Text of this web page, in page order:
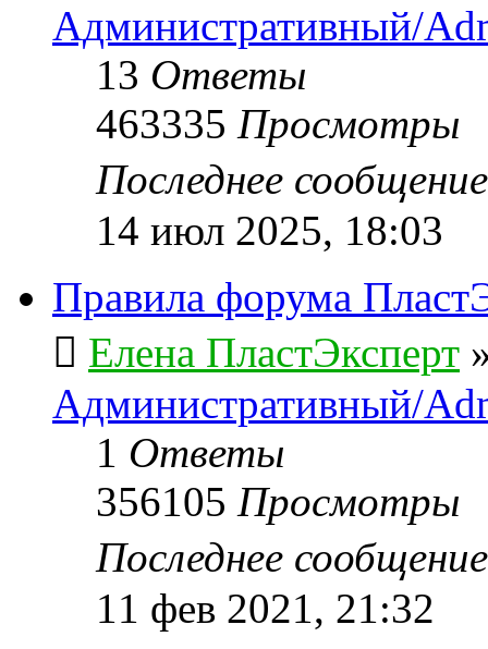
Административный/
13 Ответы
463335 Просмотры
Последнее
14 июл 2025, 18:03
Правила форума
Елена ПластЭксперт
Административный/
1 Ответы
356105 Просмотры
Последнее
11 фев 2021, 21:32